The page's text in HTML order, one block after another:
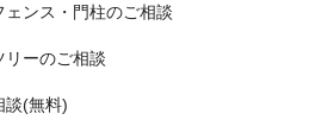
ェンス・門柱のご相談
リーのご相談
談(無料)